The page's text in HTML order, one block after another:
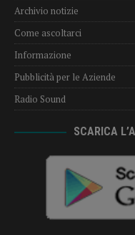
Archivio notizie
Come ascoltarci
Informazione
Pubblicità per le Aziende
Radio Sound
SCARICA